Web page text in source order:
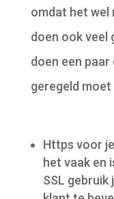
omdat het wel
doen ook veel
doen een paar
geregeld moet
Https voor
het vaak en
SSL